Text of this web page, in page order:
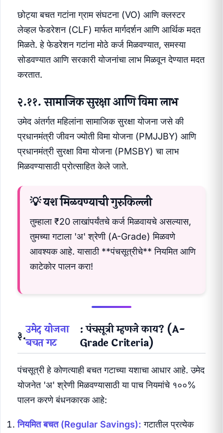
छोट्या बचत गटांना ग्राम संघटना (VO) आणि क्लस्टर
लेव्हल फेडरेशन (CLF) मार्फत मार्गदर्शन आणि आर्थिक मदत
मिळते. हे फेडरेशन गटांना मोठे कर्ज मिळवण्यात, समस्या
सोडवण्यात आणि सरकारी योजनांचा लाभ मिळवून देण्यात मदत
करतात.
२.११. सामाजिक सुरक्षा आणि विमा लाभ
उमेद अंतर्गत महिलांना सामाजिक सुरक्षा योजना जसे की
प्रधानमंत्री जीवन ज्योती विमा योजना (PMJJBY) आणि
प्रधानमंत्री सुरक्षा विमा योजना (PMSBY) चा लाभ
मिळवण्यासाठी प्रोत्साहित केले जाते.
💡 यश मिळवण्याची गुरुकिल्ली
तुम्हाला ₹20 लाखांपर्यंतचे कर्ज मिळवायचे असल्यास,
तुमच्या गटाला 'अ' श्रेणी (A-Grade) मिळवणे
आवश्यक आहे. यासाठी **पंचसूत्रीचे** नियमित आणि
काटेकोर पालन करा!
३.उमेद योजना
बचत गट
: पंचसूत्री म्हणजे काय? (A-
Grade Criteria)
पंचसूत्री हे कोणत्याही बचत गटाच्या यशाचा आधार आहे. उमेद
योजनेत 'अ' श्रेणी मिळवण्यासाठी या पाच नियमांचे १००%
पालन करणे बंधनकारक आहे:
नियमित बचत (Regular Savings): गटातील प्रत्येक